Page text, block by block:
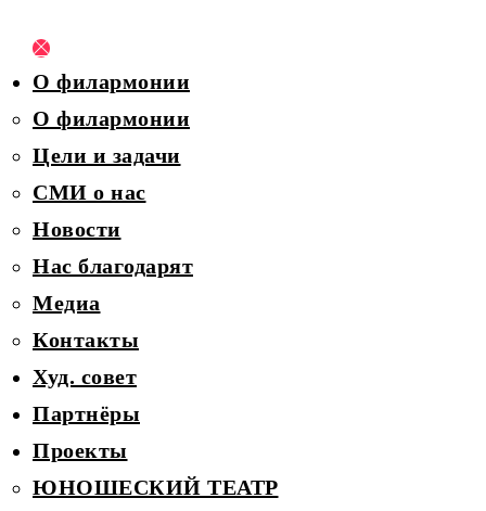
О филармонии
О филармонии
Цели и задачи
СМИ о нас
Новости
Нас благодарят
Медиа
Контакты
Худ. совет
Партнёры
Проекты
ЮНОШЕСКИЙ ТЕАТР